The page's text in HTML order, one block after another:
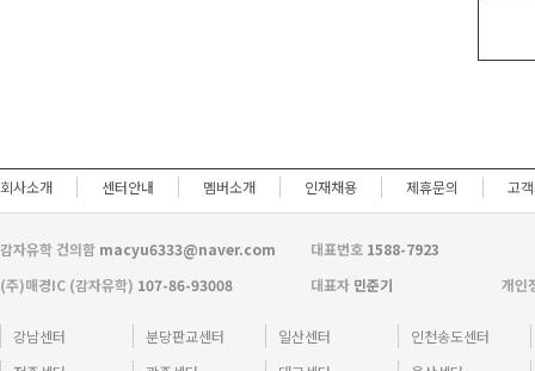
회사소개 센터안내 멤버소개 인재채용 제휴문의 고
감자유학 건의함 macyu6333@naver.com 대표번호 1588-7923
(주)매경IC (감자유학) 107-86-93008 대표자 민준기 개인
강남센터 분당판교센터 일산센터
인천송도센터